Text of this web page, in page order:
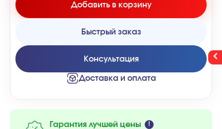
Гарантия лучшей цены
Добавить в корзину
Быстрый заказ
Консультация
Доставка и оплата